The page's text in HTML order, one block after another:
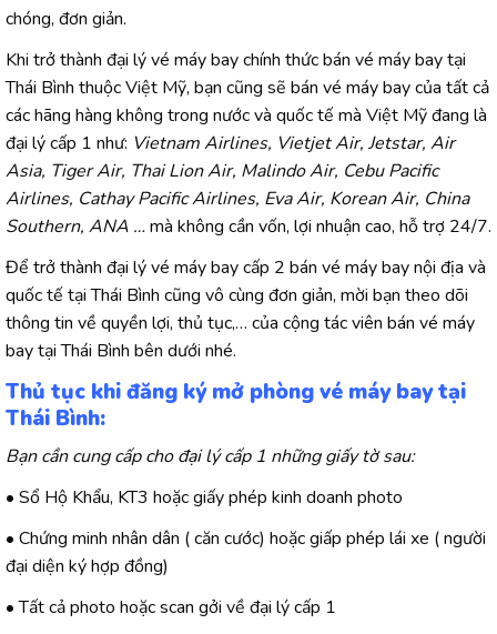
chóng, đơn giản.
Khi trở thành đại lý vé máy bay chính thức bán vé máy bay tại
Thái Bình thuộc Việt Mỹ, bạn cũng sẽ bán vé máy bay của tất cả
các hãng hàng không trong nước và quốc tế mà Việt Mỹ đang là
đại lý cấp 1 như: Vietnam Airlines, Vietjet Air, Jetstar, Air
Asia, Tiger Air, Thai Lion Air, Malindo Air, Cebu Pacific
Airlines, Cathay Pacific Airlines, Eva Air, Korean Air, China
Southern, ANA …mà không cần vốn, lợi nhuận cao, hỗ trợ 24/7.
Để trở thành đại lý vé máy bay cấp 2 bán vé máy bay nội địa và
quốc tế tại Thái Bình cũng vô cùng đơn giản, mời bạn theo dõi
thông tin về quyền lợi, thủ tục,… của cộng tác viên bán vé máy
bay tại Thái Bình bên dưới nhé.
Thủ tục khi đăng ký mở phòng vé máy bay tại
Thái Bình:
Bạn cần cung cấp cho đại lý cấp 1 những giấy tờ sau:
• Sổ Hộ Khẩu, KT3 hoặc giấy phép kinh doanh photo
• Chứng minh nhân dân ( căn cước) hoặc giấp phép lái xe ( người
đại diện ký hợp đồng)
• Tất cả photo hoặc scan gởi về đại lý cấp 1